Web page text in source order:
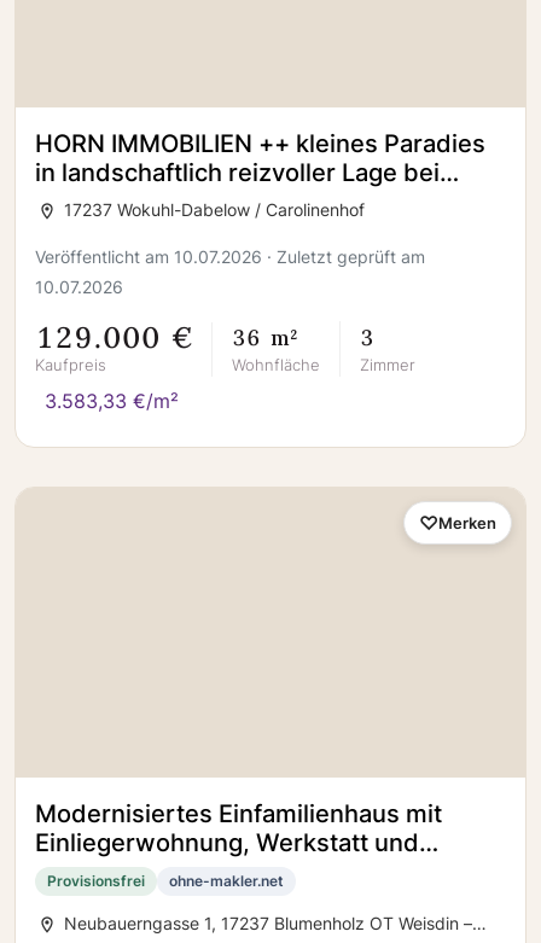
HORN IMMOBILIEN ++ kleines Paradies
in landschaftlich reizvoller Lage bei
Fürstenberg (Havel)
17237 Wokuhl-Dabelow / Carolinenhof
Veröffentlicht am 10.07.2026 · Zuletzt geprüft am
10.07.2026
129.000 €
Kaufpreis
36 m²
Wohnfläche
3
Zimmer
3.583,33 €/m²
Modernisiertes Einfamilienhaus mit
Einliegerwohnung, Werkstatt und
großem Grundstück in Blumenholz
Provisionsfrei ohne-makler.net
Neubauerngasse 1, 17237 Blumenholz OT Weisdin –
Merken